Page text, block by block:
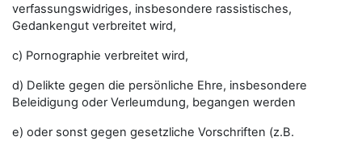
verfassungswidriges, insbesondere rassistisches,
Gedankengut verbreitet wird,
c) Pornographie verbreitet wird,
d) Delikte gegen die persönliche Ehre, insbesondere
Beleidigung oder Verleumdung, begangen werden
e) oder sonst gegen gesetzliche Vorschriften (z.B.